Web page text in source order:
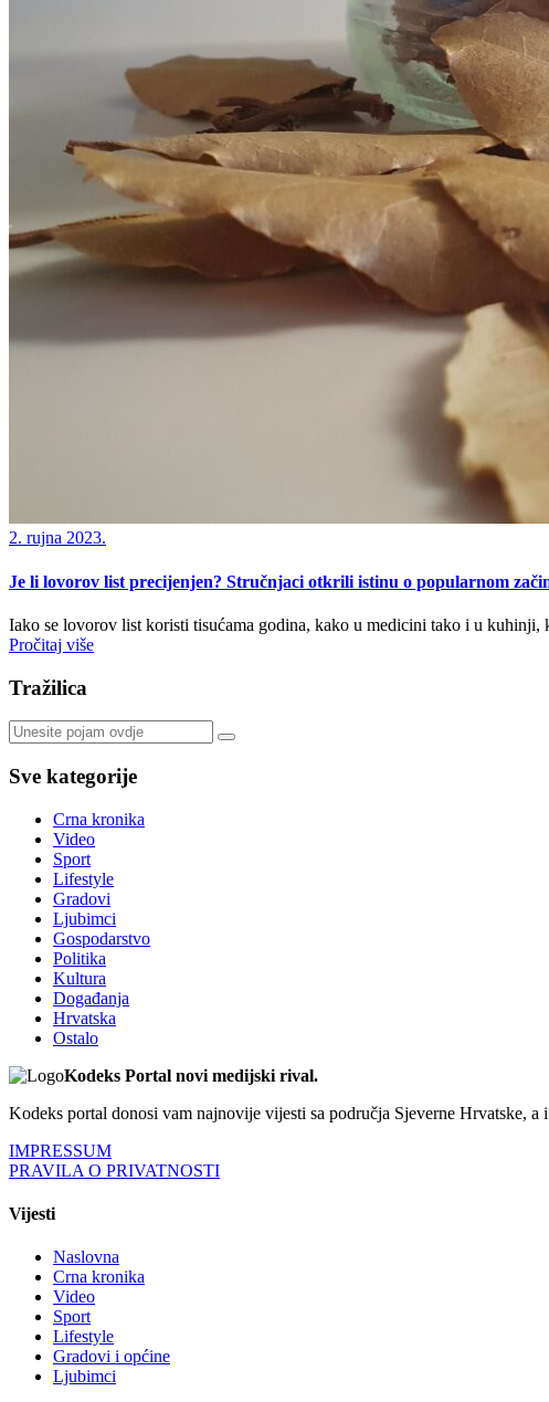
2. rujna 2023.
Je li lovorov list precijenjen? Stručnjaci otkrili istinu o popularnom
Iako se lovorov list koristi tisućama godina, kako u medicini tako i u
Pročitaj više
Tražilica
Sve kategorije
Crna kronika
Video
Sport
Lifestyle
Gradovi
Ljubimci
Gospodarstvo
Politika
Kultura
Događanja
Hrvatska
Ostalo
Kodeks Portal novi medijski rival.
Kodeks portal donosi vam najnovije vijesti sa područja Sjeverne Hrvatske,
IMPRESSUM
PRAVILA O PRIVATNOSTI
Vijesti
Naslovna
Crna kronika
Video
Sport
Lifestyle
Gradovi i općine
Ljubimci